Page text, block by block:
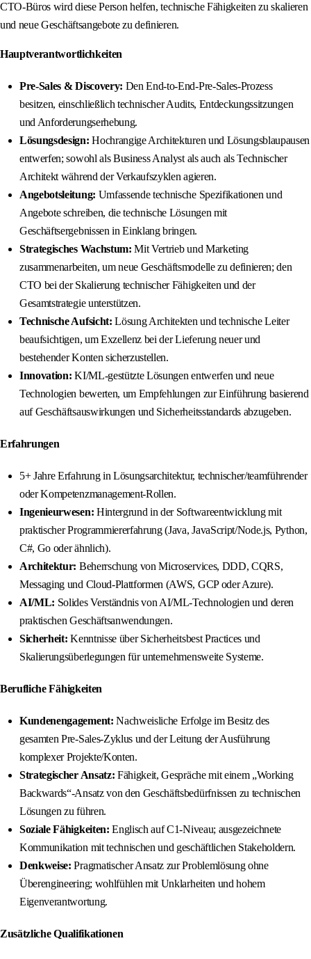
CTO-Büros wird diese Person helfen, technische Fähigkeiten zu skalieren
und neue Geschäftsangebote zu definieren.
Hauptverantwortlichkeiten
Pre-Sales & Discovery: Den End-to-End-Pre-Sales-Prozess
besitzen, einschließlich technischer Audits, Entdeckungssitzungen
und Anforderungserhebung.
Lösungsdesign: Hochrangige Architekturen und Lösungsblaupausen
entwerfen; sowohl als Business Analyst als auch als Technischer
Architekt während der Verkaufszyklen agieren.
Angebotsleitung: Umfassende technische Spezifikationen und
Angebote schreiben, die technische Lösungen mit
Geschäftsergebnissen in Einklang bringen.
Strategisches Wachstum: Mit Vertrieb und Marketing
zusammenarbeiten, um neue Geschäftsmodelle zu definieren; den
CTO bei der Skalierung technischer Fähigkeiten und der
Gesamtstrategie unterstützen.
Technische Aufsicht: Lösung Architekten und technische Leiter
beaufsichtigen, um Exzellenz bei der Lieferung neuer und
bestehender Konten sicherzustellen.
Innovation: KI/ML-gestützte Lösungen entwerfen und neue
Technologien bewerten, um Empfehlungen zur Einführung basierend
auf Geschäftsauswirkungen und Sicherheitsstandards abzugeben.
Erfahrungen
5+ Jahre Erfahrung in Lösungsarchitektur, technischer/teamführender
oder Kompetenzmanagement-Rollen.
Ingenieurwesen: Hintergrund in der Softwareentwicklung mit
praktischer Programmiererfahrung (Java, JavaScript/Node.js, Python,
C#, Go oder ähnlich).
Architektur: Beherrschung von Microservices, DDD, CQRS,
Messaging und Cloud-Plattformen (AWS, GCP oder Azure).
AI/ML: Solides Verständnis von AI/ML-Technologien und deren
praktischen Geschäftsanwendungen.
Sicherheit: Kenntnisse über Sicherheitsbest Practices und
Skalierungsüberlegungen für unternehmensweite Systeme.
Berufliche Fähigkeiten
Kundenengagement: Nachweisliche Erfolge im Besitz des
gesamten Pre-Sales-Zyklus und der Leitung der Ausführung
komplexer Projekte/Konten.
Strategischer Ansatz: Fähigkeit, Gespräche mit einem „Working
Backwards“-Ansatz von den Geschäftsbedürfnissen zu technischen
Lösungen zu führen.
Soziale Fähigkeiten: Englisch auf C1-Niveau; ausgezeichnete
Kommunikation mit technischen und geschäftlichen Stakeholdern.
Denkweise: Pragmatischer Ansatz zur Problemlösung ohne
Überengineering; wohlfühlen mit Unklarheiten und hohem
Eigenverantwortung.
Zusätzliche Qualifikationen